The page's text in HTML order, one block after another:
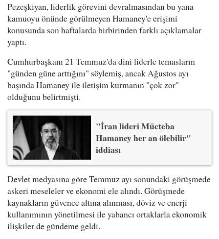
Pezeşkiyan, liderlik görevini devralmasından bu yana
kamuoyu önünde görülmeyen Hamaney'e erişimi
konusunda son haftalarda birbirinden farklı açıklamalar
yaptı.
Cumhurbaşkanı 21 Temmuz'da dini liderle temasların
"günden güne arttığını" söylemiş, ancak Ağustos ayı
başında Hamaney ile iletişim kurmanın "çok zor"
olduğunu belirtmişti.
"İran lideri Mücteba
Hamaney her an ölebilir"
iddiası
Devlet medyasına göre Temmuz ayı sonundaki görüşmede
askeri meseleler ve ekonomi ele alındı. Görüşmede
kaynakların güvence altına alınması, döviz ve enerji
kullanımının yönetilmesi ile yabancı ortaklarla ekonomik
ilişkiler de gündeme geldi.